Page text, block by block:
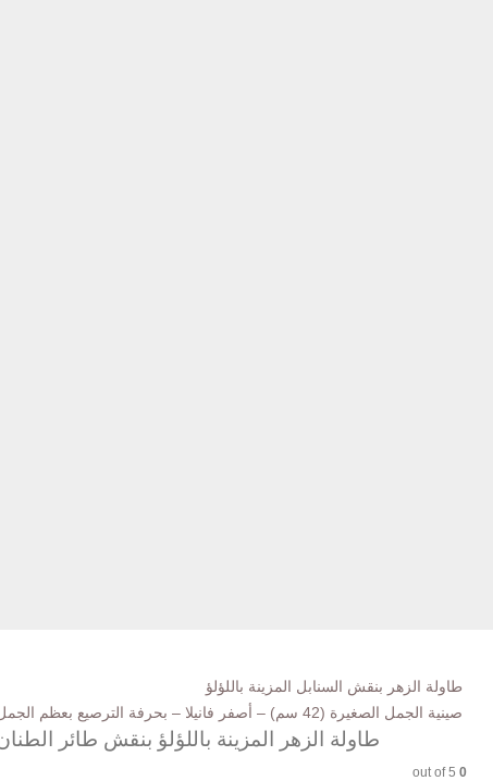
طاولة الزهر بنقش السنابل المزينة باللؤلؤ
صينية الجمل الصغيرة (42 سم) – أصفر فانيلا – بحرفة الترصيع بعظم الجمل
طاولة الزهر المزينة باللؤلؤ بنقش طائر
0